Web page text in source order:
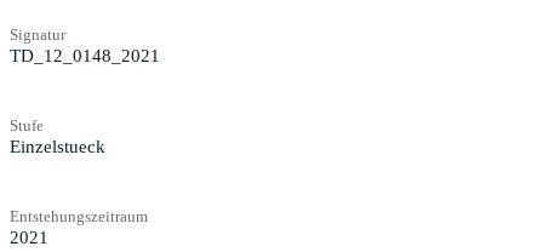
Signatur
TD_12_0148_2021
Stufe
Einzelstueck
Entstehungszeitraum
2021